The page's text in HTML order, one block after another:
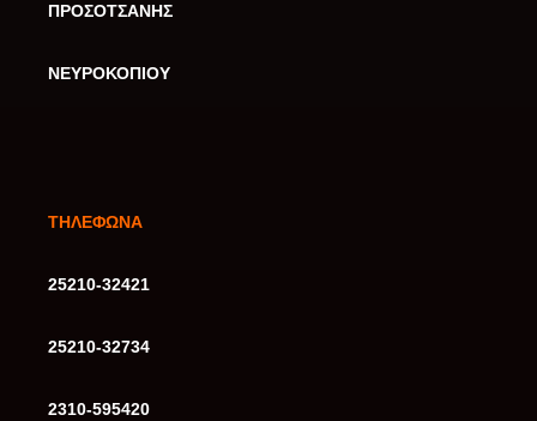
ΠΡΟΣΟΤΣΑΝΗΣ
ΝΕΥΡΟΚΟΠΙΟΥ
ΤΗΛΕΦΩΝΑ
25210-32421
25210-32734
2310-595420